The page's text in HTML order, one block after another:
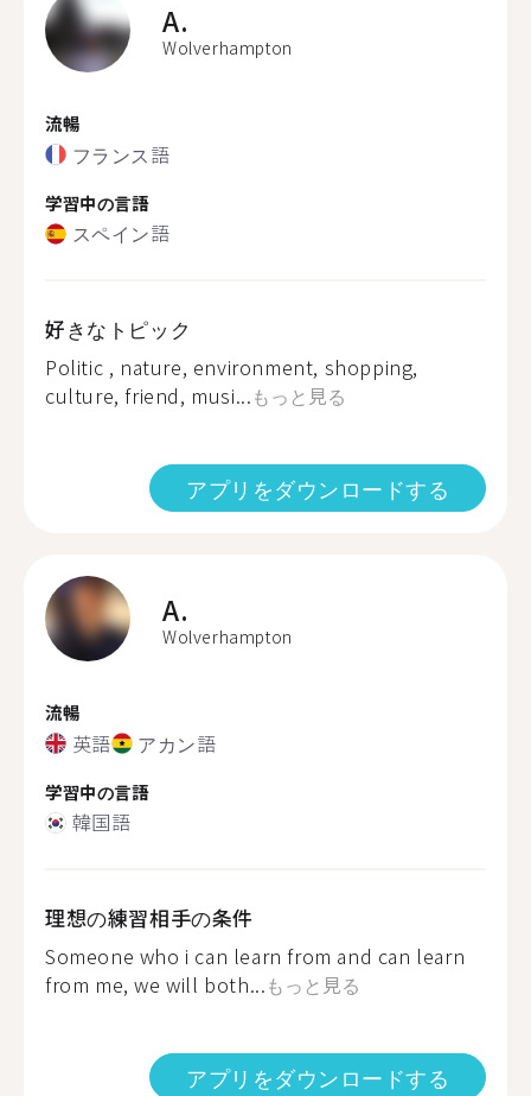
A.
Wolverhampton
流暢
フランス語
学習中の言語
スペイン語
好きなトピック
Politic , nature, environment, shopping,
culture, friend, musi...もっと見る
アプリをダウンロードする
A.
Wolverhampton
流暢
英語 アカン語
学習中の言語
韓国語
理想の練習相手の条件
Someone who i can learn from and can learn
from me, we will both...もっと見る
アプリをダウンロードする